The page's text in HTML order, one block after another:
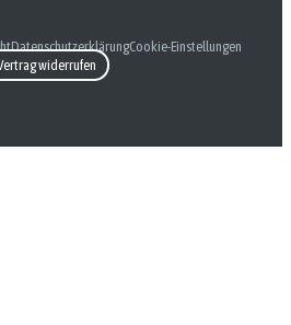
DatenschutzerklärungCookie-Einstellungen
widerrufen